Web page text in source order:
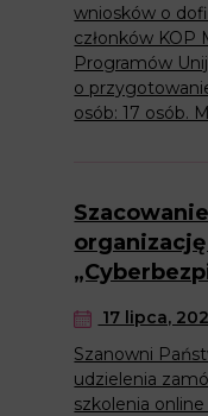
wniosków o
członków KOP
Programów
o
osób: 17 osób.
17 lipca,
Szanowni
udzielenia
szkolenia